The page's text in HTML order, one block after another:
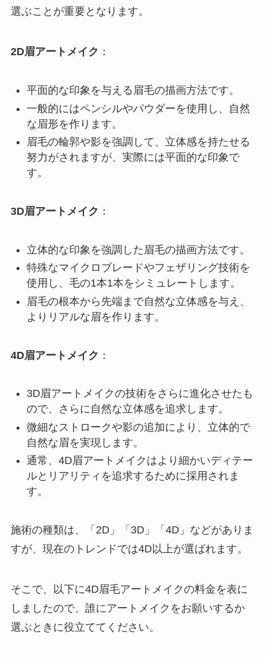
選ぶことが重要となります。
2D眉アートメイク ：
平面的な印象を与える眉毛の描画方法です。
一般的にはペンシルやパウダーを使用し、自然
な眉形を作ります。
眉毛の輪郭や影を強調して、立体感を持たせる
努力がされますが、実際には平面的な印象で
す。
3D眉アートメイク ：
立体的な印象を強調した眉毛の描画方法です。
特殊なマイクロブレードやフェザリング技術を
使用し、毛の1本1本をシミュレートします。
眉毛の根本から先端まで自然な立体感を与え、
よりリアルな眉を作ります。
4D眉アートメイク ：
3D眉アートメイクの技術をさらに進化させたも
ので、さらに自然な立体感を追求します。
微細なストロークや影の追加により、立体的で
自然な眉を実現します。
通常、4D眉アートメイクはより細かいディテー
ルとリアリティを追求するために採用されま
す。
施術の種類は、「2D」「3D」「4D」などがありま
すが、現在のトレンドでは4D以上が選ばれます。
そこで、以下に4D眉毛アートメイクの料金を表に
しましたので、誰にアートメイクをお願いするか
選ぶときに役立ててください。